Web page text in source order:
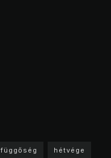
függőség hétvége